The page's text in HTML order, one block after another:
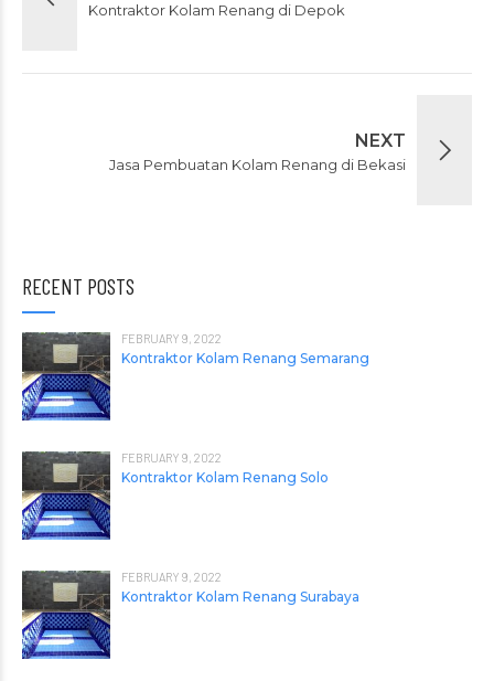
Kontraktor Kolam Renang di Depok
NEXT
Jasa Pembuatan Kolam Renang di Bekasi
RECENT POSTS
FEBRUARY 9, 2022
Kontraktor Kolam Renang Semarang
FEBRUARY 9, 2022
Kontraktor Kolam Renang Solo
FEBRUARY 9, 2022
Kontraktor Kolam Renang Surabaya